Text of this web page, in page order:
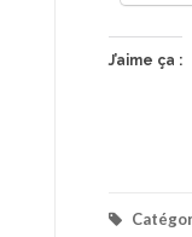
J’aime ça :